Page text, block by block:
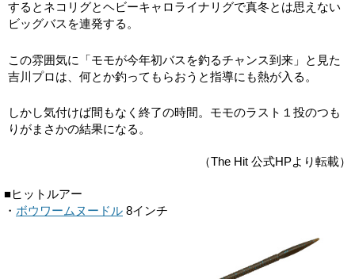
するとネコリグとヘビーキャロライナリグで真冬とは思えない
ビッグバスを連発する。
この雰囲気に「モモが今年初バスを釣るチャンス到来」と見た
吉川プロは、何とか釣ってもらおうと指導にも熱が入る。
しかし気付けば間もなく終了の時間。モモのラスト１投のつも
りがまさかの結果になる。
（The Hit 公式HPより転載）
■ヒットルアー
・ ボウワームヌードル 8インチ